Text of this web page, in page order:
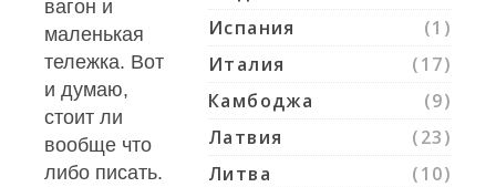
вагон и
маленькая
тележка. Вот
и думаю,
стоит ли
вообще что
либо писать.
Испания
(1)
Италия
(17)
Камбоджа
(9)
Латвия
(23)
Литва
(10)